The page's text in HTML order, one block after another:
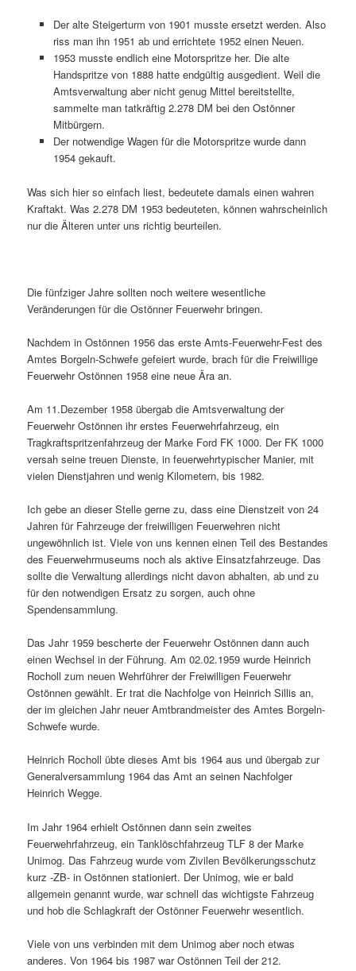
Der alte Steigerturm von 1901 musste ersetzt werden. Also
riss man ihn 1951 ab und errichtete 1952 einen Neuen.
1953 musste endlich eine Motorspritze her. Die alte
Handspritze von 1888 hatte endgültig ausgedient. Weil die
Amtsverwaltung aber nicht genug Mittel bereitstellte,
sammelte man tatkräftig 2.278 DM bei den Ostönner
Mitbürgern.
Der notwendige Wagen für die Motorspritze wurde dann
1954 gekauft.
Was sich hier so einfach liest, bedeutete damals einen wahren
Kraftakt. Was 2.278 DM 1953 bedeuteten, können wahrscheinlich
nur die Älteren unter uns richtig beurteilen.
Die fünfziger Jahre sollten noch weitere wesentliche
Veränderungen für die Ostönner Feuerwehr bringen.
Nachdem in Ostönnen 1956 das erste Amts-Feuerwehr-Fest des
Amtes Borgeln-Schwefe gefeiert wurde, brach für die Freiwillige
Feuerwehr Ostönnen 1958 eine neue Ära an.
Am 11.Dezember 1958 übergab die Amtsverwaltung der
Feuerwehr Ostönnen ihr erstes Feuerwehrfahrzeug, ein
Tragkraftspritzenfahrzeug der Marke Ford FK 1000. Der FK 1000
versah seine treuen Dienste, in feuerwehrtypischer Manier, mit
vielen Dienstjahren und wenig Kilometern, bis 1982.
Ich gebe an dieser Stelle gerne zu, dass eine Dienstzeit von 24
Jahren für Fahrzeuge der freiwilligen Feuerwehren nicht
ungewöhnlich ist. Viele von uns kennen einen Teil des Bestandes
des Feuerwehrmuseums noch als aktive Einsatzfahrzeuge. Das
sollte die Verwaltung allerdings nicht davon abhalten, ab und zu
für den notwendigen Ersatz zu sorgen, auch ohne
Spendensammlung.
Das Jahr 1959 bescherte der Feuerwehr Ostönnen dann auch
einen Wechsel in der Führung. Am 02.02.1959 wurde Heinrich
Rocholl zum neuen Wehrführer der Freiwilligen Feuerwehr
Ostönnen gewählt. Er trat die Nachfolge von Heinrich Sillis an,
der im gleichen Jahr neuer Amtbrandmeister des Amtes Borgeln-
Schwefe wurde.
Heinrich Rocholl übte dieses Amt bis 1964 aus und übergab zur
Generalversammlung 1964 das Amt an seinen Nachfolger
Heinrich Wegge.
Im Jahr 1964 erhielt Ostönnen dann sein zweites
Feuerwehrfahrzeug, ein Tanklöschfahrzeug TLF 8 der Marke
Unimog. Das Fahrzeug wurde vom Zivilen Bevölkerungsschutz
kurz -ZB- in Ostönnen stationiert. Der Unimog, wie er bald
allgemein genannt wurde, war schnell das wichtigste Fahrzeug
und hob die Schlagkraft der Ostönner Feuerwehr wesentlich.
Viele von uns verbinden mit dem Unimog aber noch etwas
anderes. Von 1964 bis 1987 war Ostönnen Teil der 212.